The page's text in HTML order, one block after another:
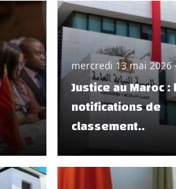
mercredi 13 mai 2026
Justice au Maroc :
notifications de
classement..